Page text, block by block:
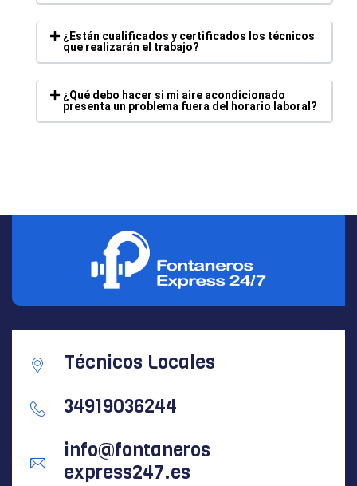
¿Están cualificados y certificados los técnicos
que realizarán el trabajo?
¿Qué debo hacer si mi aire acondicionado
presenta un problema fuera del horario laboral?
Técnicos Locales
34919036244
info@fontaneros
express247.es